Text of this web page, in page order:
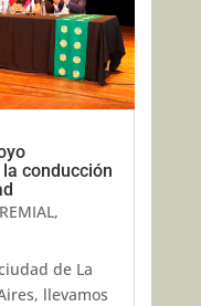
conducción
,
de La
llevamos